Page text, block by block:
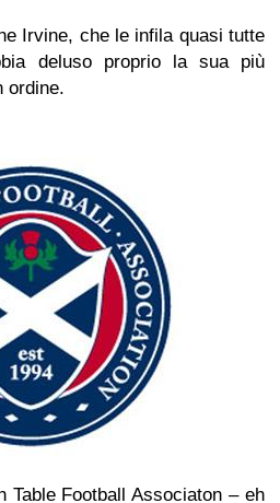
Irvine, che le infila quasi tutte
deluso proprio la sua più
ordine.
Table Football Associaton – eh